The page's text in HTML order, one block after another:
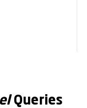
Queries